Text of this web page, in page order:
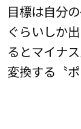
目標は自分
ぐらいしか
るとマイナ
変換する〝